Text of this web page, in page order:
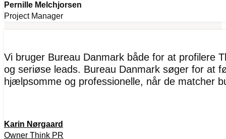
Pernille Melchjorsen
Project Manager
Vi bruger Bureau Danmark både for at profilere
og seriøse leads. Bureau Danmark søger for at
hjælpsomme og professionelle, når de matcher
Karin Nørgaard
Owner Think PR